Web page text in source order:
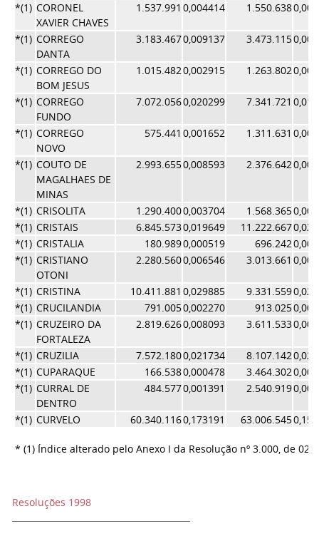
*(1) CORONEL
XAVIER CHAVES
1.537.991 0,004414 1.550.638
*(1) CORREGO
DANTA
3.183.4670,009137 3.473.115
*(1) CORREGO DO
BOM JESUS
1.015.4820,002915 1.263.802
*(1) CORREGO
FUNDO
7.072.0560,020299 7.341.721
*(1) CORREGO
NOVO
575.441 0,001652 1.311.631
*(1) COUTO DE
MAGALHAES DE
MINAS
2.993.6550,008593 2.376.642
*(1) CRISOLITA 1.290.4000,003704 1.568.365
*(1) CRISTAIS 6.845.5730,019649 11.222.667
*(1) CRISTALIA 180.9890,000519 696.242
*(1) CRISTIANO
OTONI
2.280.5600,006546 3.013.661
*(1) CRISTINA 10.411.881 0,029885 9.331.559
*(1) CRUCILANDIA 791.0050,002270 913.025
*(1) CRUZEIRO DA
FORTALEZA
2.819.6260,008093 3.611.533
*(1) CRUZILIA 7.572.1800,021734 8.107.142
*(1) CUPARAQUE 166.5380,000478 3.464.302
*(1) CURRAL DE
DENTRO
484.5770,001391 2.540.919
*(1) CURVELO 60.340.1160,173191 63.006.545
* (1) Índice alterado pelo Anexo I da Resolução nº 3.000, de 02/
Resoluções 1998